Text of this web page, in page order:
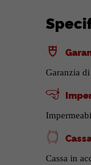
Garanzia
Cassa in